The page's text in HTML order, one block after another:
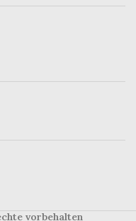
vorbehalten